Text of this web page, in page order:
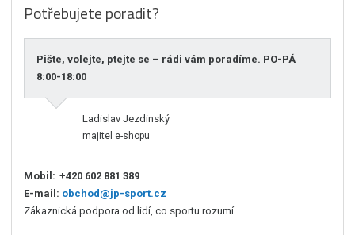
Potřebujete poradit?
Pište, volejte, ptejte se – rádi vám poradíme. PO-PÁ
8:00-18:00
Ladislav Jezdinský
majitel e-shopu
Mobil: +420 602 881 389
E-mail: obchod@jp-sport.cz
Zákaznická podpora od lidí, co sportu rozumí.